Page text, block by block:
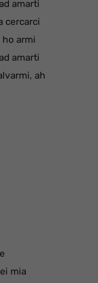
amarti
cercarci
ho armi
amarti
ah
mia